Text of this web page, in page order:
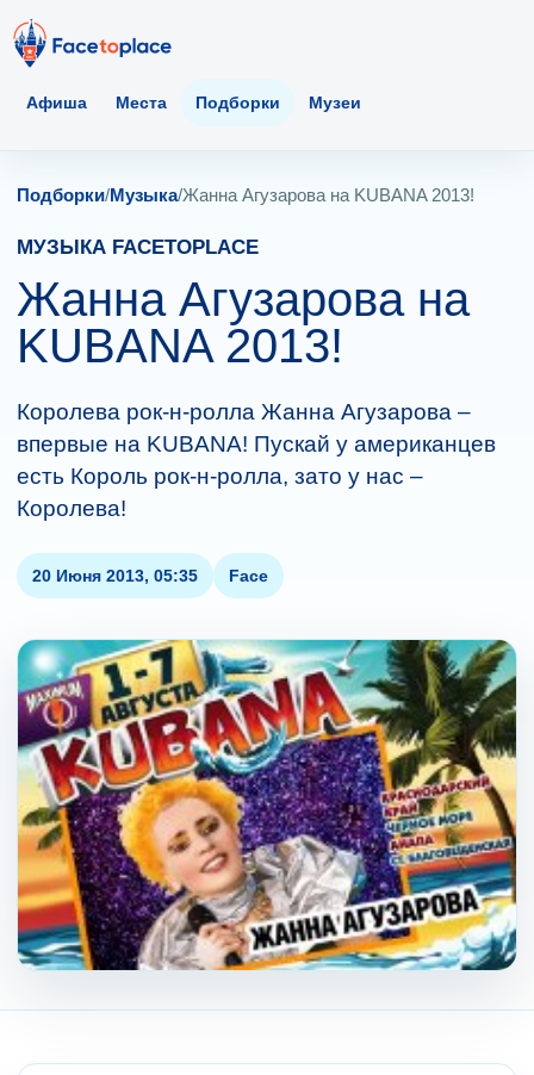
Афиша Места Подборки Музеи
Подборки/Музыка/Жанна Агузарова на KUBANA 2013!
МУЗЫКА FACETOPLACE
Жанна Агузарова на
KUBANA 2013!
Королева рок-н-ролла Жанна Агузарова –
впервые на KUBANA! Пускай у американцев
есть Король рок-н-ролла, зато у нас –
Королева!
20 Июня 2013, 05:35 Face